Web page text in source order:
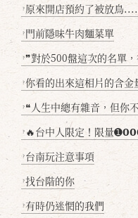
? 原來開店預約了被放鳥
? 門前隱味牛肉麵菜單
?❞對於500盤這次的名單
?你看的出來這相片的含金
? ❝人生中總有雜音，但你
? 🔥台中人限定！限量➊𝟬𝟬𝟬顆「阿伯手工啵啵魚
? 台南玩注意事項
?找台階的你
?有時仍迷惘的我們